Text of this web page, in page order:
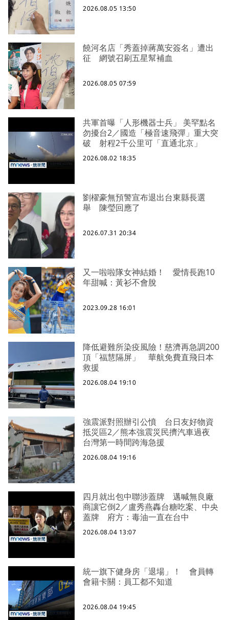
2026.08.05 13:50
饒河名店「秀蓋掉蔣萬安簽名」遭出
征 網號召刷五星幫補血
2026.08.05 07:59
共軍首曝「人形機器士兵」 美罕點名
勿擾台2／國造「極音速飛彈」重大突
破 射程2千公里可「直通北京」
2026.08.02 18:35
劉櫂豪無預警宣布退出台東縣長選
舉 陳瑩回應了
2026.07.31 20:34
又一啦啦隊女神結婚！ 愛情長跑10
年甜喊：黃衫不會脫
2023.09.28 16:01
降低避難所染疫風險！慈濟再急調200
頂「福慧隔屏」 華航免費直飛日本
救援
2026.08.04 19:10
強震派對照辦引公憤 台日友好物資
抵災區2／熊本強震災民擠汽車過夜
台灣第一時間跨海急援
2026.08.04 19:16
四月就出包中聯涉蓋牌 邁喊無良廠
商讓它倒2／盧秀燕轟台糖吃案、中央
蓋牌 府方：毒油一直在台中
2026.08.04 13:07
統一旗下健身房「退場」！ 會員轉
會籍卡關：員工都不知道
2026.08.04 19:45